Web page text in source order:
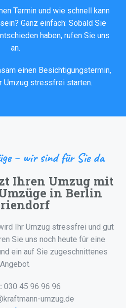
Termin und wie schnell kann
Ganz einfach: Sobald Sie
haben, rufen Sie uns
an.
einen Besichtigungstermin,
Umzug stressfrei starten.
– wir sind für Sie da
Ihren Umzug mit
in Berlin
Ihr Umzug stressfrei und gut
Sie uns noch heute für eine
ein auf Sie zugeschnittenes
Angebot.
030 45 96 96 96
umzug.de